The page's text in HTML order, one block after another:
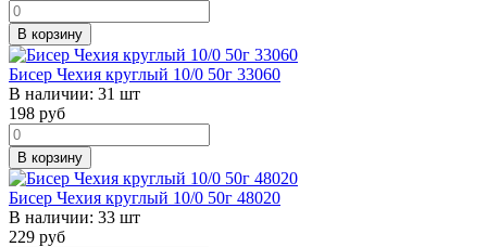
В корзину
Бисер Чехия круглый 10/0 50г 33060
В наличии: 31 шт
198 руб
В корзину
Бисер Чехия круглый 10/0 50г 48020
В наличии: 33 шт
229 руб